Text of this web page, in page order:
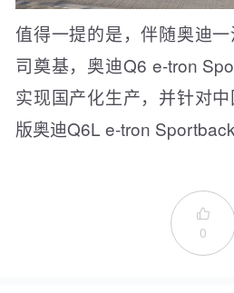
值得一提的是，伴随奥迪
司奠基，奥迪Q6 e-tron
实现国产化生产，并针对
版奥迪Q6L e-tron Sportback

0